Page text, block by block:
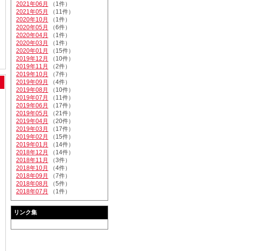
2021年06月
（1件）
2021年05月
（11件）
2020年10月
（1件）
2020年05月
（6件）
2020年04月
（1件）
2020年03月
（1件）
2020年01月
（15件）
2019年12月
（10件）
2019年11月
（2件）
2019年10月
（7件）
2019年09月
（4件）
2019年08月
（10件）
2019年07月
（11件）
2019年06月
（17件）
2019年05月
（21件）
2019年04月
（20件）
2019年03月
（17件）
2019年02月
（15件）
2019年01月
（14件）
2018年12月
（14件）
2018年11月
（3件）
2018年10月
（4件）
2018年09月
（7件）
2018年08月
（5件）
2018年07月
（1件）
リンク集